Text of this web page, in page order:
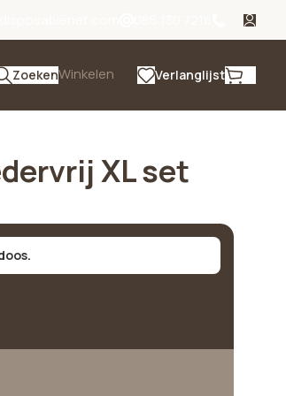
ZoekenWinkelen Verlanglijst
XL set